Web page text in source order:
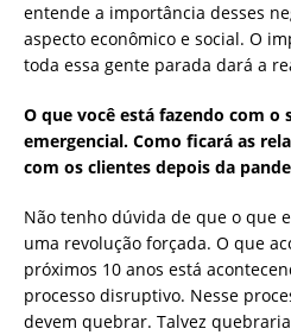
entende a importância desses
aspecto econômico e social. O
toda essa gente parada dará a
O que você está fazendo com o
emergencial. Como ficará as
com os clientes depois da
Não tenho dúvida de que o que
uma revolução forçada. O que
próximos 10 anos está
processo disruptivo. Nesse
devem quebrar. Talvez